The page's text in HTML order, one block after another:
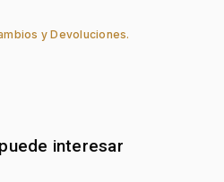
y Devoluciones.
interesar